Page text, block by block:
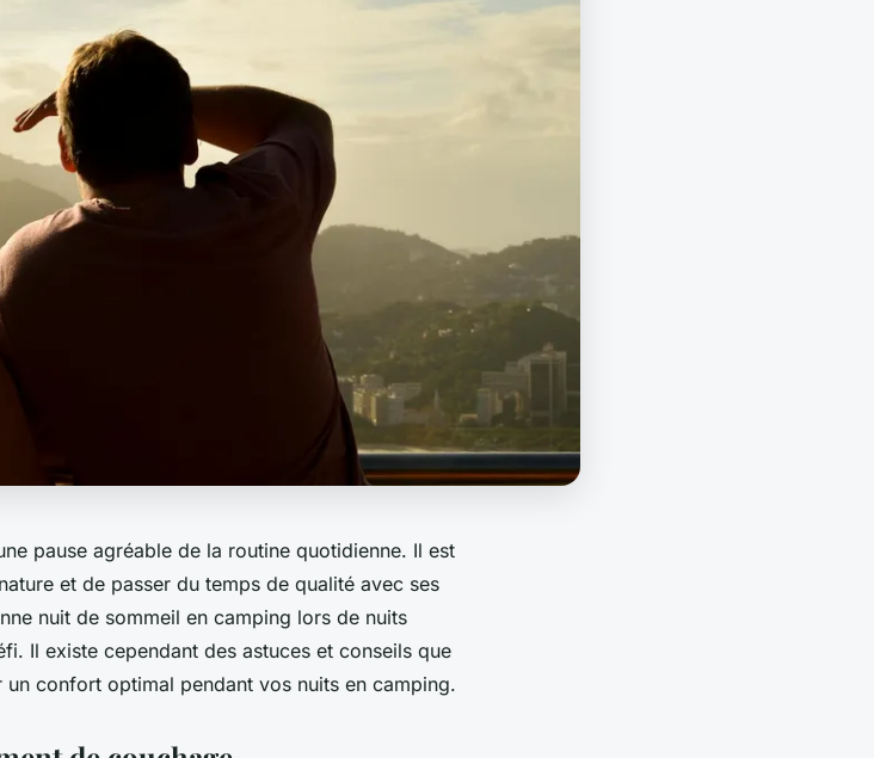
pause agréable de la routine quotidienne. Il est
et de passer du temps de qualité avec ses
nuit de sommeil en camping lors de nuits
Il existe cependant des astuces et conseils que
confort optimal pendant vos nuits en camping.